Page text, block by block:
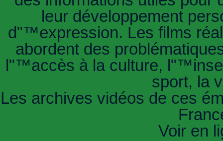
leur développement
d"™expression. Les films
abordent des
l"™accès à la culture,
sport, la
Les archives vidéos de ces
Voir en